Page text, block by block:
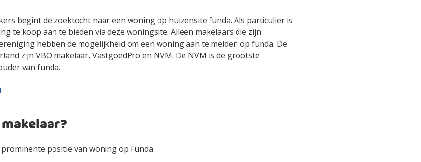
begint de zoektocht naar een woning op huizensite funda. Als particulier is
te koop aan te bieden via deze woningsite. Alleen makelaars die zijn
hebben de mogelijkheid om een woning aan te melden op funda. De
zijn VBO makelaar, VastgoedPro en NVM. De NVM is de grootste
van funda.
positie van woning op Funda